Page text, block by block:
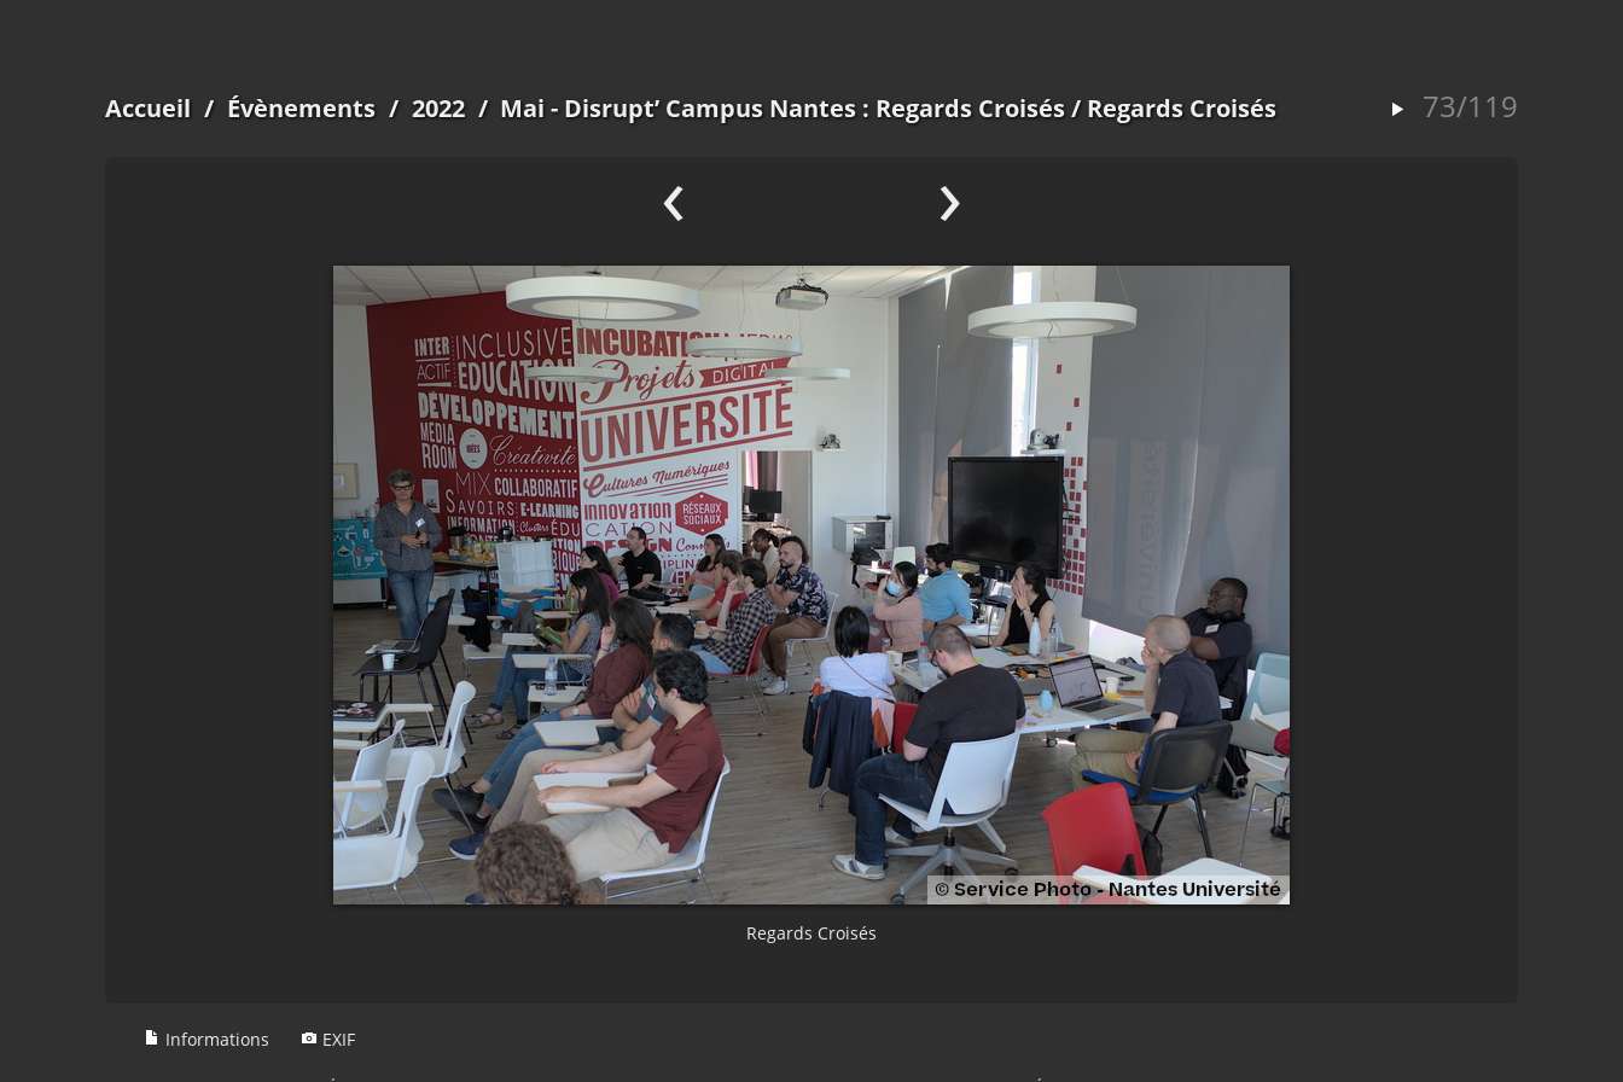
73/119
Accueil / Évènements / 2022 / Mai - Disrupt’ Campus Nantes : Regards Croisés/ Regards Croisés
‹ ›
Regards Croisés
Informations EXIF